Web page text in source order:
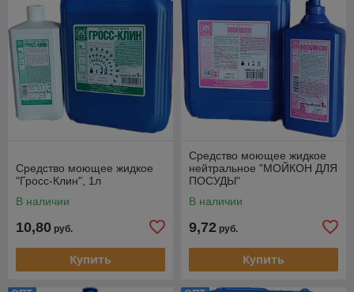
Средство моющее жидкое
"Гросс-Клин", 1л
В наличии
10,80 руб.
Купить
Средство моющее жидкое
нейтральное "МОЙКОН ДЛЯ
ПОСУДЫ"
В наличии
9,72 руб.
Купить